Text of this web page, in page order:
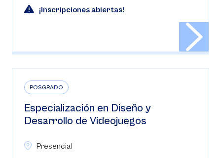
¡Inscripciones abiertas!
POSGRADO
Especialización en Diseño y
Desarrollo de Videojuegos
Presencial